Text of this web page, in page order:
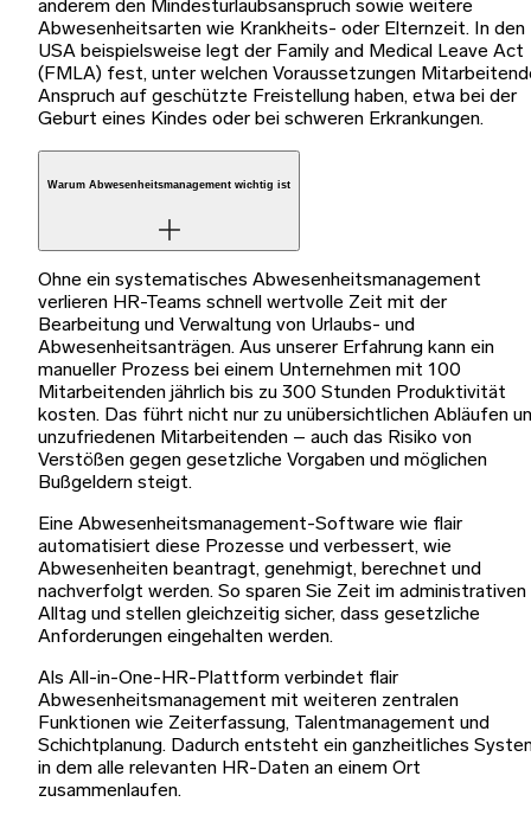
anderem den Mindesturlaubsanspruch sowie weitere
Abwesenheitsarten wie Krankheits- oder Elternzeit. In den
USA beispielsweise legt der Family and Medical Leave Act
(FMLA) fest, unter welchen Voraussetzungen
Anspruch auf geschützte Freistellung haben, etwa bei der
Geburt eines Kindes oder bei schweren Erkrankungen.
Warum Abwesenheitsmanagement wichtig ist
Ohne ein systematisches Abwesenheitsmanagement
verlieren HR-Teams schnell wertvolle Zeit mit der
Bearbeitung und Verwaltung von Urlaubs- und
Abwesenheitsanträgen. Aus unserer Erfahrung kann ein
manueller Prozess bei einem Unternehmen mit 100
Mitarbeitenden jährlich bis zu 300 Stunden Produktivität
kosten. Das führt nicht nur zu unübersichtlichen Abläufen
unzufriedenen Mitarbeitenden – auch das Risiko von
Verstößen gegen gesetzliche Vorgaben und möglichen
Bußgeldern steigt.
Eine Abwesenheitsmanagement-Software wie flair
automatisiert diese Prozesse und verbessert, wie
Abwesenheiten beantragt, genehmigt, berechnet und
nachverfolgt werden. So sparen Sie Zeit im administrativen
Alltag und stellen gleichzeitig sicher, dass gesetzliche
Anforderungen eingehalten werden.
Als All-in-One-HR-Plattform verbindet flair
Abwesenheitsmanagement mit weiteren zentralen
Funktionen wie Zeiterfassung, Talentmanagement und
Schichtplanung. Dadurch entsteht ein ganzheitliches
in dem alle relevanten HR-Daten an einem Ort
zusammenlaufen.